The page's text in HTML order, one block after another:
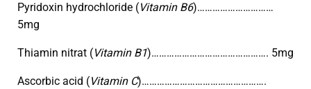
Pyridoxin hydrochloride (Vitamin B6)…………………………
5mg
Thiamin nitrat (Vitamin B1)………………………………………. 5mg
Ascorbic acid (Vitamin C)………………………………………….